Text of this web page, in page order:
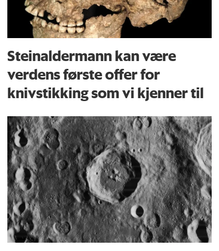
Steinaldermann kan være
verdens første offer for
knivstikking som vi kjenner til